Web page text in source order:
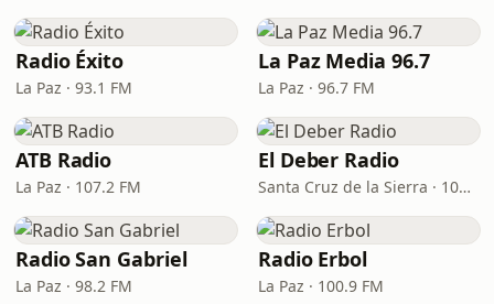
Radio Éxito
La Paz · 93.1 FM
La Paz Media 96.7
La Paz · 96.7 FM
ATB Radio
La Paz · 107.2 FM
El Deber Radio
Santa Cruz de la Sierra · 103.3 FM
Radio San Gabriel
La Paz · 98.2 FM
Radio Erbol
La Paz · 100.9 FM